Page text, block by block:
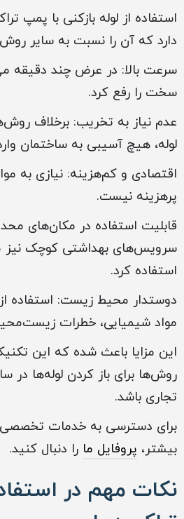
استفاده از لوله بازکنی با پمپ
دارد که آن را نسبت به سایر
سرعت بالا: در عرض چند دقیقه
سخت را رفع کرد.
عدم نیاز به تخریب: برخلاف
لوله، هیچ آسیبی به ساختمان
اقتصادی و کم‌هزینه: نیازی به
پرهزینه نیست.
قابلیت استفاده در مکان‌های
سرویس‌های بهداشتی کوچک نیز
استفاده کرد.
دوستدار محیط زیست: استفاده
مواد شیمیایی، خطرات
این مزایا باعث شده که این
روش‌ها برای باز کردن لوله‌ها در
تجاری باشد.
برای دسترسی به خدمات تخصصی
بیشتر، پروفایل ما را دنبال کنید.
نکات مهم در